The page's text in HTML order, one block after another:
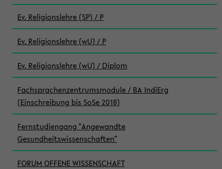
Ev. Religionslehre (SP) / P
Ev. Religionslehre (wU) / P
Ev. Religionslehre (wU) / Diplom
Fachsprachenzentrumsmodule / BA IndiErg
(Einschreibung bis SoSe 2018)
Fernstudiengang "Angewandte
Gesundheitswissenschaften"
FORUM OFFENE WISSENSCHAFT